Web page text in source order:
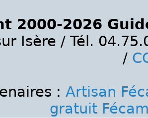
2000-2026
Isère / Tél.
/
: Artisan
gratuit